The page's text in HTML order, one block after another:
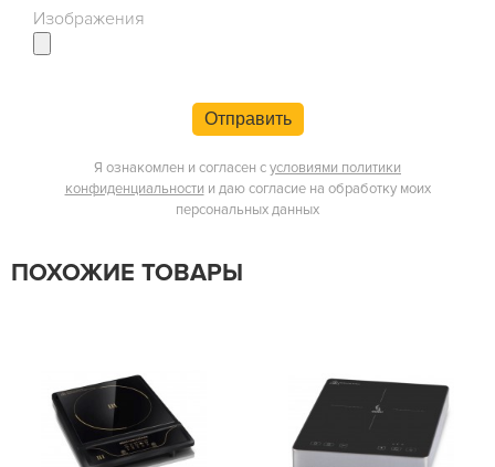
Изображения
Отправить
Я ознакомлен и согласен сусловиями политики
конфиденциальности и даю согласие на обработку моих
персональных данных
ПОХОЖИЕ ТОВАРЫ